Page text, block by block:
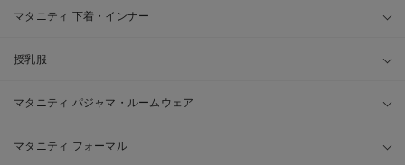
マタニティ 下着・インナー
授乳服
マタニティ パジャマ・ルームウェア
マタニティ フォーマル